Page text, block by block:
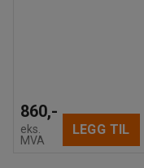
860,-
eks.
MVA
LEGG TIL